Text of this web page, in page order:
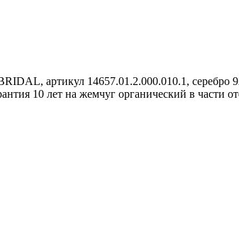
артикул 14657.01.2.000.010.1,
10 лет на жемчуг органический в части